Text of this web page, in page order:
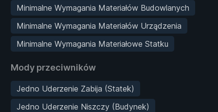
Minimalne Wymagania Materiałów Budowlanych
Minimalne Wymagania Materiałów Urządzenia
Minimalne Wymagania Materiałowe Statku
Mody przeciwników
Jedno Uderzenie Zabija (Statek)
Jedno Uderzenie Niszczy (Budynek)